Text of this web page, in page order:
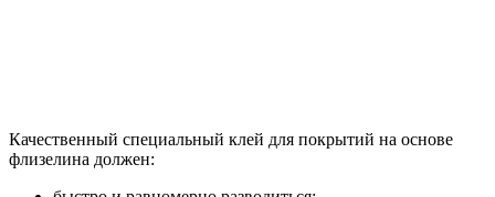
Качественный специальный клей для покрытий на основе
флизелина должен: